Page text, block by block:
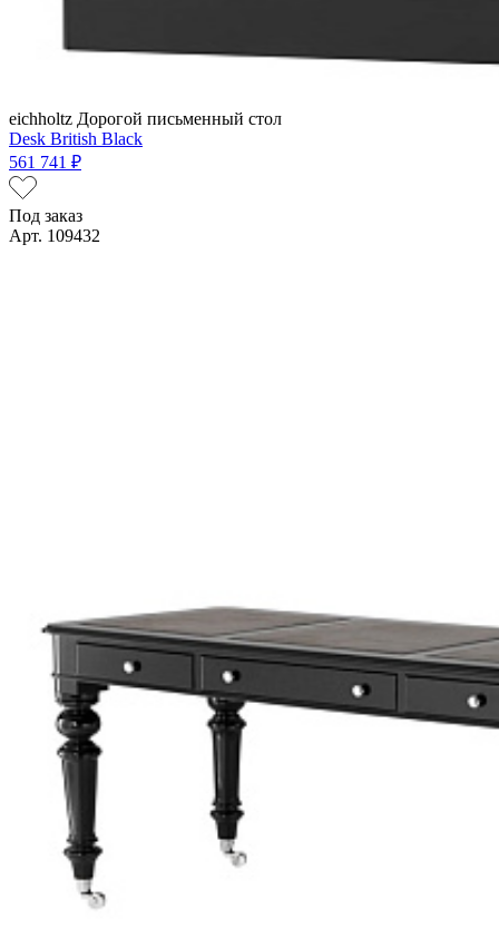
eichholtz Дорогой письменный стол
Desk British Black
561 741 ₽
Под заказ
Арт. 109432